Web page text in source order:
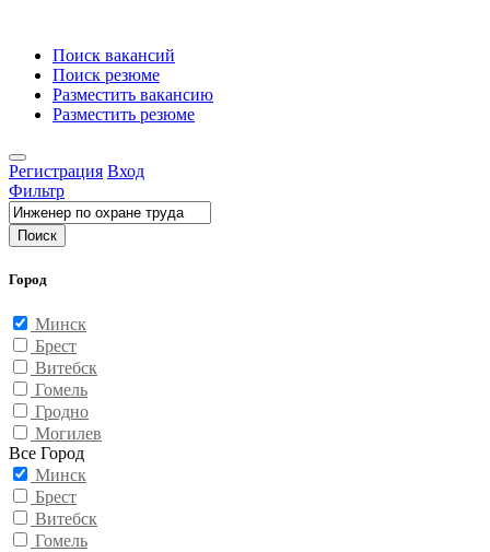
Поиск вакансий
Поиск резюме
Разместить вакансию
Разместить резюме
Регистрация Вход
Фильтр
Поиск
Город
Минск
Брест
Витебск
Гомель
Гродно
Могилев
Все Город
Минск
Брест
Витебск
Гомель